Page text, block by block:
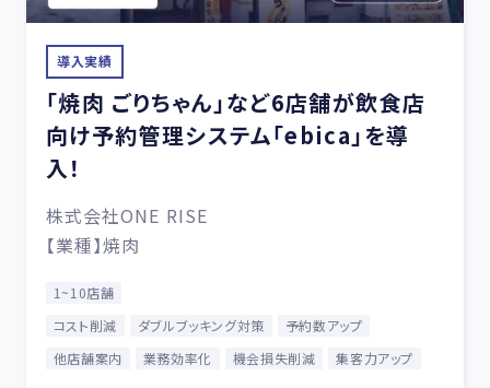
導入実績
「焼肉 ごりちゃん」など6店舗が飲食店
向け予約管理システム「ebica」を導
入！
株式会社ONE RISE
【業種】焼肉
1~10店舗
コスト削減
ダブルブッキング対策
予約数アップ
他店舗案内
業務効率化 機会損失削減 集客力アップ